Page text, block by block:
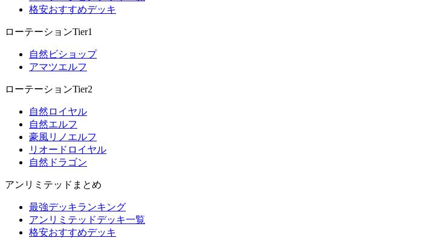
格安おすすめデッキ
ローテーションTier1
自然ビショップ
アマツエルフ
ローテーションTier2
自然ロイヤル
自然エルフ
豪風リノエルフ
リオードロイヤル
自然ドラゴン
アンリミテッドまとめ
最強デッキランキング
アンリミテッドデッキ一覧
格安おすすめデッキ